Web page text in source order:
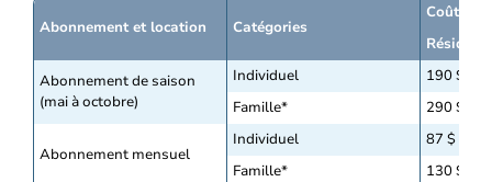
Abonnement et location Catégories
Coût
Abonnement de saison
(mai à octobre)
Individuel
190 $
Famille*
290 $
Abonnement mensuel
Individuel
87 $
Famille*
130 $